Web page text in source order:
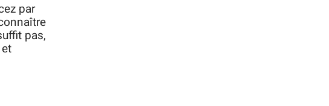
par
pas,